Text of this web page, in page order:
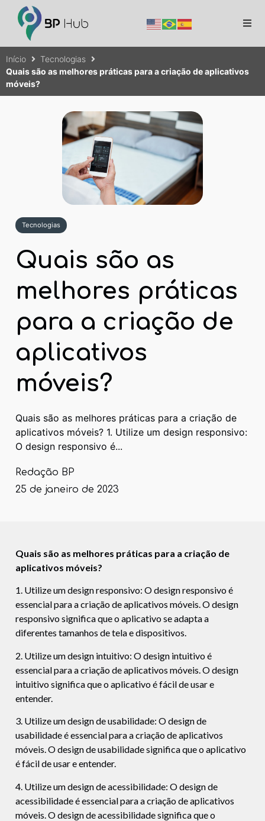
Início
Tecnologias
Quais são as melhores práticas para a criação de aplicativos
móveis?
Tecnologias
Quais são as
melhores práticas
para a criação de
aplicativos
móveis?
Quais são as melhores práticas para a criação de
aplicativos móveis? 1. Utilize um design responsivo:
O design responsivo é...
Redação BP
25 de janeiro de 2023
Quais são as melhores práticas para a criação de
aplicativos móveis?
1. Utilize um design responsivo: O design responsivo é
essencial para a criação de aplicativos móveis. O design
responsivo significa que o aplicativo se adapta a
diferentes tamanhos de tela e dispositivos.
2. Utilize um design intuitivo: O design intuitivo é
essencial para a criação de aplicativos móveis. O design
intuitivo significa que o aplicativo é fácil de usar e
entender.
3. Utilize um design de usabilidade: O design de
usabilidade é essencial para a criação de aplicativos
móveis. O design de usabilidade significa que o aplicativo
é fácil de usar e entender.
4. Utilize um design de acessibilidade: O design de
acessibilidade é essencial para a criação de aplicativos
móveis. O design de acessibilidade significa que o